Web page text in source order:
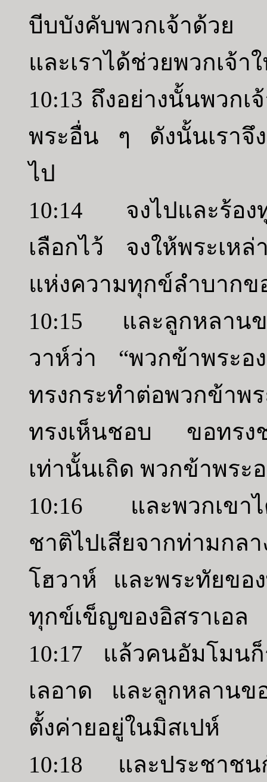
บีบบังคับพวกเจ้าด้วย
และเราได้ช่วยพวกเจ้
10:13 ถึงอย่างนั้นพวกเ
พระอื่น ๆ ดังนั้นเราจึง
ไป
10:14 จงไปและร้อง
เลือกไว้ จงให้พระเหล่
แห่งความทุกข์ลำบากข
10:15 และลูกหลานข
วาห์ว่า “พวกข้าพระอ
ทรงกระทำต่อพวกข้าพ
ทรงเห็นชอบ ขอทรง
เท่านั้นเถิด พวกข้าพระ
10:16 และพวกเขาไ
ชาติไปเสียจากท่ามกล
โฮวาห์ และพระทัยของ
ทุกข์เข็ญของอิสราเอล
10:17 แล้วคนอัมโมน
เลอาด และลูกหลานข
ตั้งค่ายอยู่ในมิสเปห์
10:18 และประชาชน